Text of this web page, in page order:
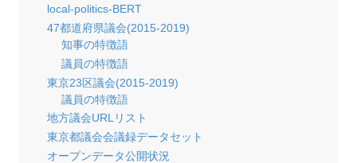
local-politics-BERT
47都道府県議会(2015-2019)
知事の特徴語
議員の特徴語
東京23区議会(2015-2019)
議員の特徴語
地方議会URLリスト
東京都議会会議録データセット
オープンデータ公開状況